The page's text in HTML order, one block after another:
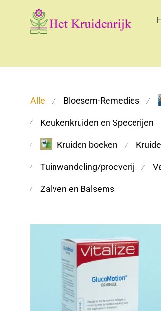
Alle ⁄ Bloesem-Remedies ⁄
⁄ Keukenkruiden en Specerijen
⁄ Kruiden boeken ⁄
⁄ Tuinwandeling/proeverij ⁄
⁄ Zalven en Balsems